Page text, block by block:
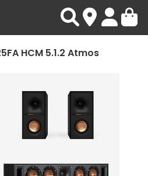
HCM 5.1.2 Atmos